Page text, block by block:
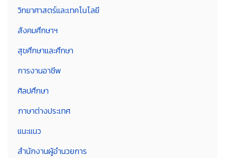
วิทยาศาสตร์และเทคโนโลยี
สังคมศึกษาฯ
สุขศึกษาและศึกษา
การงานอาชีพ
ศิลปศึกษา
ภาษาต่างประเทศ
แนะแนว
สำนักงานผู้อำนวยการ